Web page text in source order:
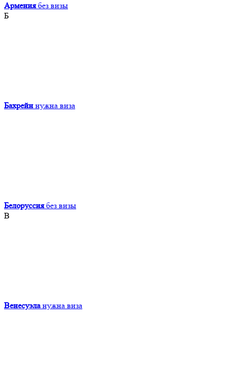
Армения без визы
Б
Бахрейн нужна виза
Белоруссия без визы
В
Венесуэла нужна виза